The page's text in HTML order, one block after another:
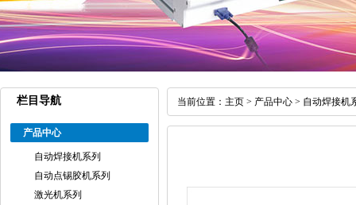
栏目导航
产品中心
自动焊接机系列
自动点锡胶机系列
激光机系列
当前位置： 主页 > 产品中心 > 自动焊接机